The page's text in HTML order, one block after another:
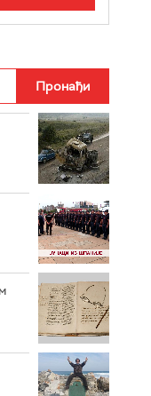
КЛАСИКА
ТРЕЗОР
МУЗИКА
ПОЛЕТАРАЦ